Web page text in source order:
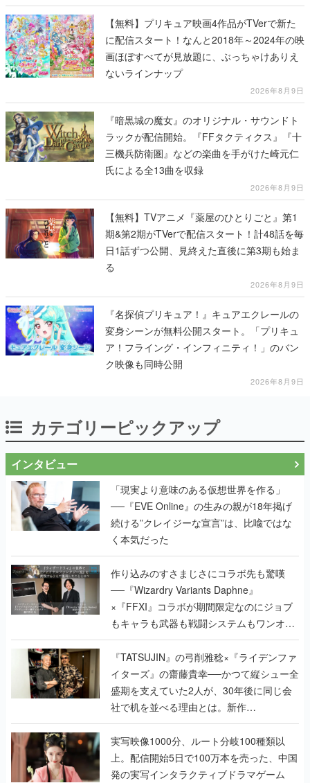
【無料】プリキュア映画4作品がTVerで新た
に配信スタート！なんと2018年～2024年の映
画ほぼすべてが見放題に、ぶっちゃけありえ
ないラインナップ
2026年8月9日
『暗黒城の魔女』のオリジナル・サウンドト
ラックが配信開始。『FFタクティクス』『十
三機兵防衛圏』などの楽曲を手がけた崎元仁
氏による全13曲を収録
2026年8月9日
【無料】TVアニメ『薬屋のひとりごと』第1
期&第2期がTVerで配信スタート！計48話を毎
日1話ずつ公開、見終えた直後に第3期も始ま
る
2026年8月9日
『名探偵プリキュア！』キュアエクレールの
変身シーンが無料公開スタート。「プリキュ
ア！フライング・インフィニティ！」のバン
ク映像も同時公開
2026年8月9日
カテゴリーピックアップ
インタビュー
「現実より意味のある仮想世界を作る」
──『EVE Online』の生みの親が18年掲げ
続ける”クレイジーな宣言”は、比喩ではな
く本気だった
作り込みのすさまじさにコラボ先も驚嘆
──『Wizardry Variants Daphne』
×『FFXI』コラボが期間限定なのにジョブ
もキャラも武器も戦闘システムもワンオフ
で作り込まれた理由を両ディレクターに聞
く
『TATSUJIN』の弓削雅稔×『ライデンファ
イターズ』の齋藤貴幸──かつて縦シュー全
盛期を支えていた2人が、30年後に同じ会
社で机を並べる理由とは。新作
『TATSUJIN EXTREME』で初タッグを組
んだレジェンド2人に訊く開発秘話
実写映像1000分、ルート分岐100種類以
上。配信開始5日で100万本を売った、中国
発の実写インタラクティブドラマゲーム